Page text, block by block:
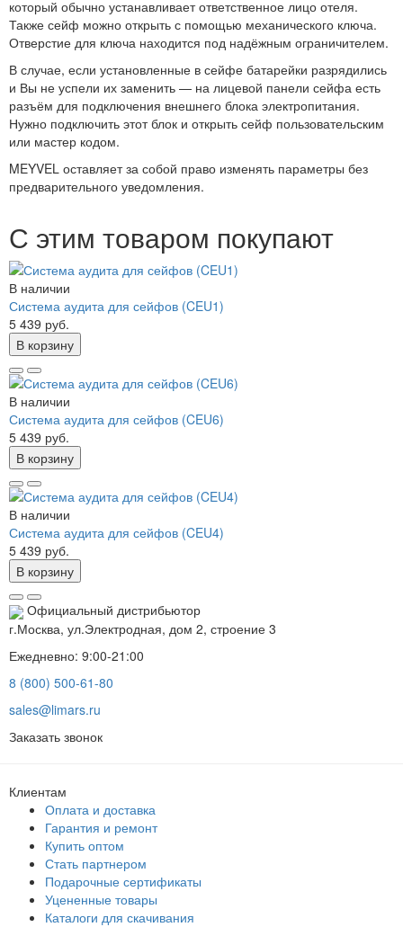
который обычно устанавливает ответственное лицо отеля.
Также сейф можно открыть с помощью механического ключа.
Отверстие для ключа находится под надёжным ограничителем.
В случае, если установленные в сейфе батарейки разрядились
и Вы не успели их заменить — на лицевой панели сейфа есть
разъём для подключения внешнего блока электропитания.
Нужно подключить этот блок и открыть сейф пользовательским
или мастер кодом.
MEYVEL оставляет за собой право изменять параметры без
предварительного уведомления.
С этим товаром покупают
В наличии
Система аудита для сейфов (CEU1)
5 439 руб.
В корзину
В наличии
Система аудита для сейфов (CEU6)
5 439 руб.
В корзину
В наличии
Система аудита для сейфов (CEU4)
5 439 руб.
В корзину
Официальный дистрибьютор
г.Москва, ул.Электродная, дом 2, строение 3
Ежедневно: 9:00-21:00
8 (800) 500-61-80
sales@limars.ru
Заказать звонок
Клиентам
Оплата и доставка
Гарантия и ремонт
Купить оптом
Стать партнером
Подарочные сертификаты
Уцененные товары
Каталоги для скачивания